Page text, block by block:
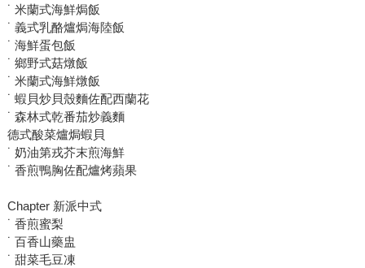
˙ 米蘭式海鮮焗飯
˙ 義式乳酪爐焗海陸飯
˙ 海鮮蛋包飯
˙ 鄉野式菇燉飯
˙ 米蘭式海鮮燉飯
˙ 蝦貝炒貝殼麵佐配西蘭花
˙ 森林式乾番茄炒義麵
德式酸菜爐焗蝦貝
˙ 奶油第戎芥末煎海鮮
˙ 香煎鴨胸佐配爐烤蘋果
Chapter 新派中式
˙ 香煎蜜梨
˙ 百香山藥盅
˙ 甜菜毛豆凍